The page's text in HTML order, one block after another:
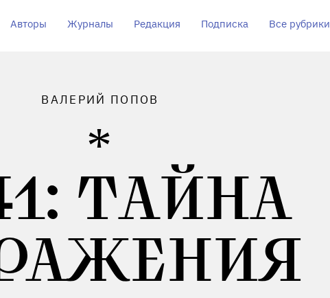
Авторы Журналы Редакция Подписка Все рубрики
ВАЛЕРИЙ ПОПОВ
ТАЙНА